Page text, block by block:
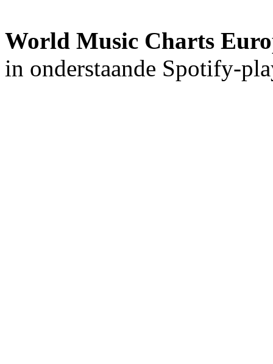
World Music Charts
in onderstaande Spotify-